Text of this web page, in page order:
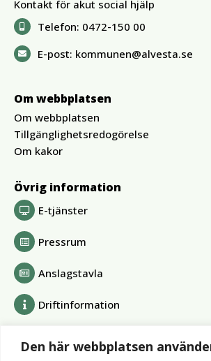
Den här webbplatsen
Kontakt för akut social hjälp
Telefon: 0472-150 00
E-post: kommunen@alvesta.se
Om webbplatsen
Om webbplatsen
Tillgänglighetsredogörelse
Om kakor
Övrig information
E-tjänster
Pressrum
Anslagstavla
Driftinformation
Bolag och förbund
Alvesta Renhållnings AB